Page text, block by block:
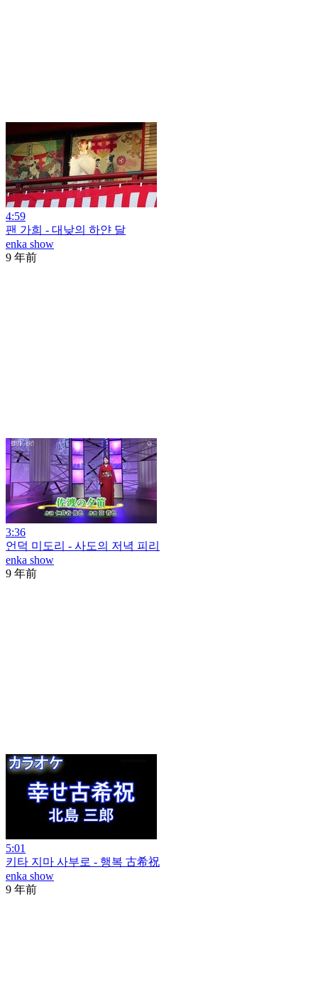
4:59
팬 가희 - 대낮의 하얀 달
enka show
9 年前
3:36
언덕 미도리 - 사도의 저녁 피리
enka show
9 年前
5:01
키타 지마 사부로 - 행복 古希祝
enka show
9 年前